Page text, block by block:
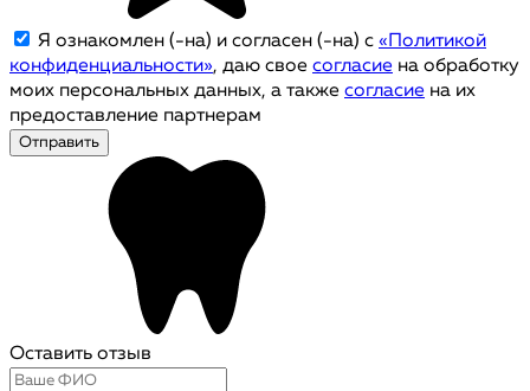
Я ознакомлен (-на) и согласен (-на) с «Политикой
конфиденциальности», даю свое согласие на обработку
моих персональных данных, а также согласие на их
предоставление партнерам
Отправить
Оставить отзыв